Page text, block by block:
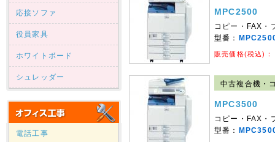
応接ソファ
役員家具
ホワイトボード
シュレッダー
電話工事
MPC2500
コピー・FAX・
型番：
販売価格(税込)：
中古複合機・
MPC3500
コピー・FAX・
型番：